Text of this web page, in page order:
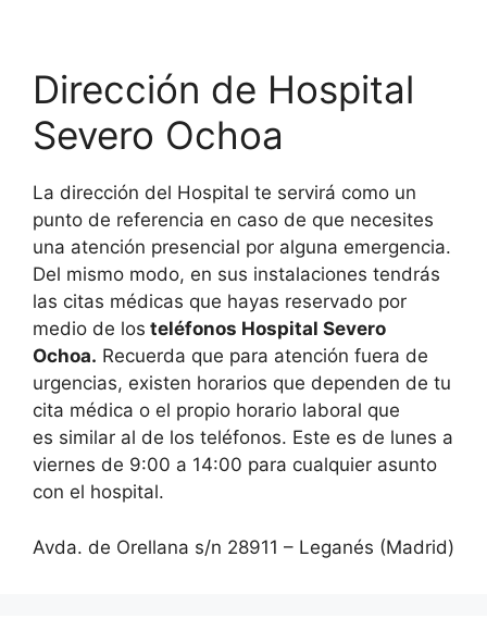
Dirección de Hospital
Severo Ochoa
La dirección del Hospital te servirá como un
punto de referencia en caso de que necesites
una atención presencial por alguna emergencia.
Del mismo modo, en sus instalaciones tendrás
las citas médicas que hayas reservado por
medio de los teléfonos Hospital Severo
Ochoa. Recuerda que para atención fuera de
urgencias, existen horarios que dependen de tu
cita médica o el propio horario laboral que
es similar al de los teléfonos. Este es de lunes a
viernes de 9:00 a 14:00 para cualquier asunto
con el hospital.
Avda. de Orellana s/n 28911 – Leganés (Madrid)